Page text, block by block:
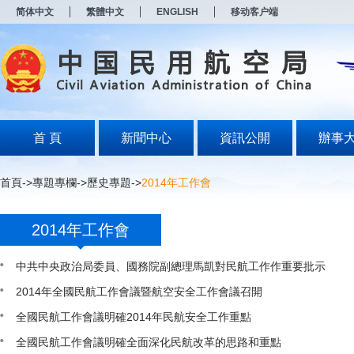
简体中文 繁體中文 ENGLISH 移动客户端
首 頁 新聞中心 資訊公開 辦事
首頁->專題專欄->歷史專題->2014年工作會
2014年工作會
中共中央政治局委員、國務院副總理馬凱對民航工作作重要批示
2014年全國民航工作會議暨航空安全工作會議召開
全國民航工作會議明確2014年民航安全工作重點
全國民航工作會議明確全面深化民航改革的思路和重點
打
开
无
障
说
按
Alt
波
键
打
导
模